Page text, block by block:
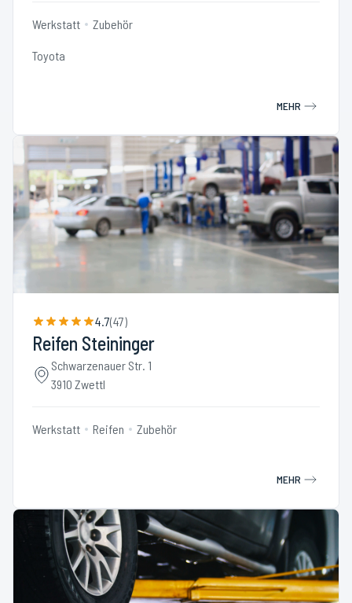
Werkstatt Zubehör
Toyota
MEHR
4.7(47)
Reifen Steininger
Schwarzenauer Str. 1
3910 Zwettl
Werkstatt Reifen Zubehör
MEHR